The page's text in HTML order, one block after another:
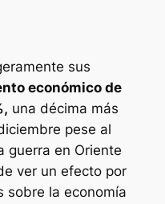
sus
económico de
una décima más
pese al
guerra en Oriente
ver un efecto por
sobre la economía